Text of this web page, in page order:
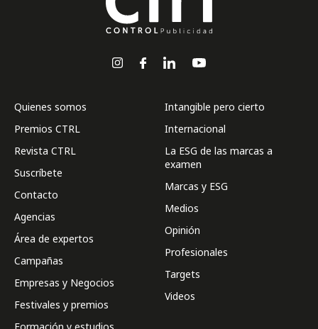
Quienes somos
Premios CTRL
Revista CTRL
Suscríbete
Contacto
Agencias
Área de expertos
Campañas
Empresas y Negocios
Festivales y premios
Formación y estudios
Intangible pero cierto
Internacional
La ESG de las marcas a
examen
Marcas y ESG
Medios
Opinión
Profesionales
Targets
Videos